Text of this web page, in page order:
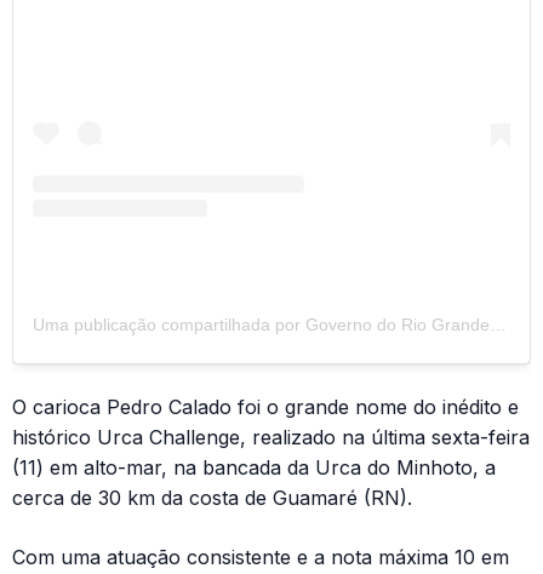
O carioca Pedro Calado foi o grande nome do inédito e
histórico Urca Challenge, realizado na última sexta-feira
(11) em alto-mar, na bancada da Urca do Minhoto, a
cerca de 30 km da costa de Guamaré (RN).
Com uma atuação consistente e a nota máxima 10 em